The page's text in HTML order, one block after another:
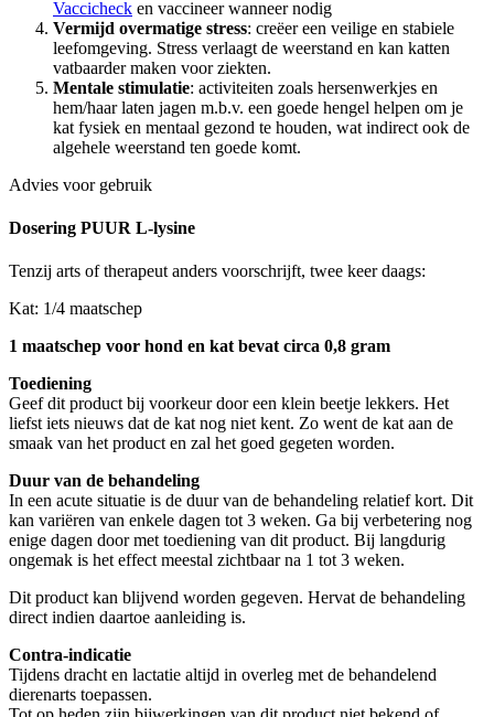
Vaccicheck en vaccineer wanneer nodig
Vermijd overmatige stress: creëer een veilige en stabiele
leefomgeving. Stress verlaagt de weerstand en kan katten
vatbaarder maken voor ziekten.
Mentale stimulatie: activiteiten zoals hersenwerkjes en
hem/haar laten jagen m.b.v. een goede hengel helpen om je
kat fysiek en mentaal gezond te houden, wat indirect ook de
algehele weerstand ten goede komt.
Advies voor gebruik
Dosering PUUR L-lysine
Tenzij arts of therapeut anders voorschrijft, twee keer daags:
Kat: 1/4 maatschep
1 maatschep voor hond en kat bevat circa 0,8 gram
Toediening
Geef dit product bij voorkeur door een klein beetje lekkers. Het
liefst iets nieuws dat de kat nog niet kent. Zo went de kat aan de
smaak van het product en zal het goed gegeten worden.
Duur van de behandeling
In een acute situatie is de duur van de behandeling relatief kort. Dit
kan variëren van enkele dagen tot 3 weken. Ga bij verbetering nog
enige dagen door met toediening van dit product. Bij langdurig
ongemak is het effect meestal zichtbaar na 1 tot 3 weken.
Dit product kan blijvend worden gegeven. Hervat de behandeling
direct indien daartoe aanleiding is.
Contra-indicatie
Tijdens dracht en lactatie altijd in overleg met de behandelend
dierenarts toepassen.